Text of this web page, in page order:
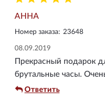
АННА
Номер заказа: 23648
08.09.2019
Прекрасный подарок
брутальные часы.
Ответить